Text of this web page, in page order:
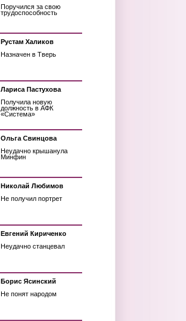
Поручился за свою
трудоспособность
Рустам Халиков
Назначен в Тверь
Лариса Пастухова
Получила новую
должность в АФК
«Система»
Ольга Свинцова
Неудачно крышанула
Минфин
Николай Любимов
Не получил портрет
Евгений Кириченко
Неудачно станцевал
Борис Ясинский
Не понят народом